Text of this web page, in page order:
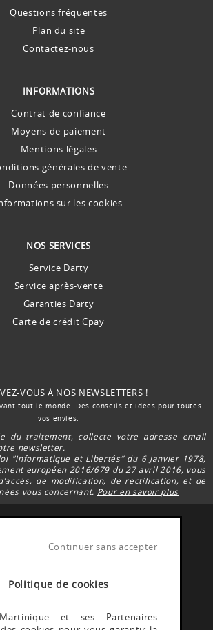
Politique de cookies
Continuer sans accepter
Martinique et ses Partenaires
Questions fréquentes
Plan du site
Contactez-nous
INFORMATIONS
Contrat de confiance
Moyens de paiement
Mentions légales
générales de vente
Données personnelles
sur les cookies
NOS SERVICES
Service Darty
Service après-vente
Garanties Darty
Carte de crédit Cpay
VOUS À NOS NEWSLETTERS !
tout le monde. Des conseils et idées pour toutes
vos envies.
du traitement, collecte votre adresse email
newsletter.
"Informatique et Libertés” du 6 Janvier 1978,
européen 2016/679 du 27 avril 2016, vous
de modification, de rectification, et de
vous concernant. Pour en savoir plus
FACEBOOK DARTY
la communauté Darty Martinique
INSTAGRAM DARTY